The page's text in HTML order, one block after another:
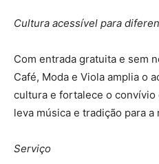
Cultura acessível para
Com entrada gratuita e sem
Café, Moda e Viola amplia o
cultura e fortalece o
leva música e tradição para a
Serviço